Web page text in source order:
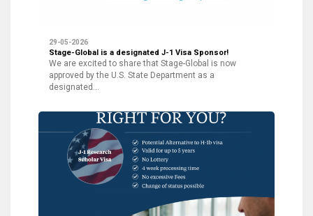
29-05-2026
Stage-Global is a designated J-1 Visa Sponsor!
We are excited to share that Stage-Global is now
approved by the U.S. State Department as a
designated…